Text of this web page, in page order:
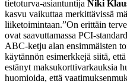
tietoturva-asiantuntija Niki
kasvu vaikuttaa merkittävissä
liiketoimintaan.”On erittäin
ovat saavuttamassa PCI-
ABC-ketju alan ensimmäisten
käytännön esimerkkejä siitä,
estänyt maksukorttivarkauksia
huomioida, että